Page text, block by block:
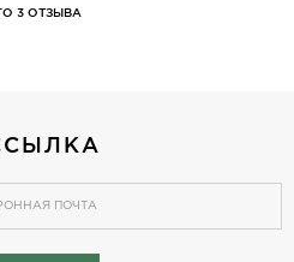
3 ОТЗЫВА